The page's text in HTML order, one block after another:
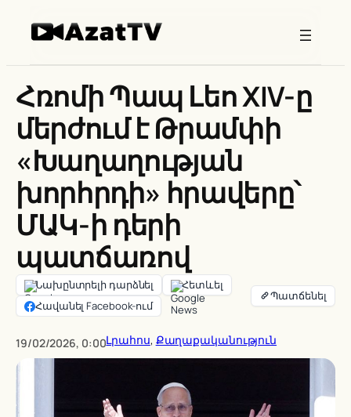
Հռոմի Պապ Լեո XIV-ը
մերժում է Թրամփի
«Խաղաղության
խորհրդի» հրավերը՝
ՄԱԿ-ի դերի
պատճառով
Նախընտրելի դարձնել
Հետևել
Հավանել Facebook-ում
19/02/2026, 0:00Լրահոս, Քաղաքականություն